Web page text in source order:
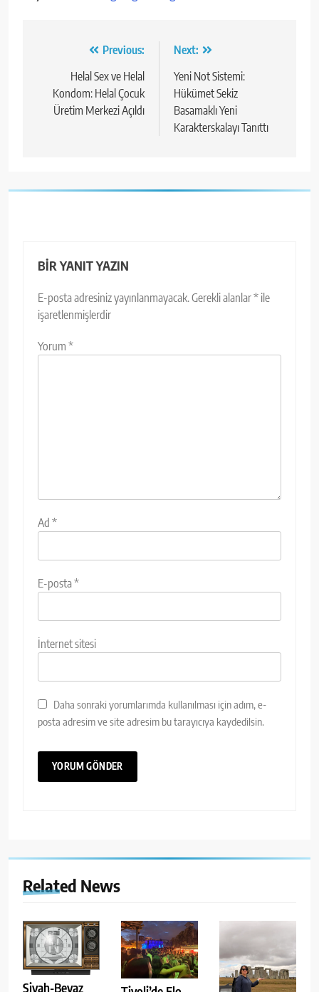
gezinmesi
Previous:
Helal Sex ve Helal
Kondom: Helal Çocuk
Üretim Merkezi Açıldı
Next:
Yeni Not Sistemi:
Hükümet Sekiz
Basamaklı Yeni
Karakterskalayı Tanıttı
BIR YANIT YAZIN
E-posta adresiniz yayınlanmayacak.Gerekli alanlar* ile
işaretlenmişlerdir
Yorum *
Ad *
E-posta*
İnternet sitesi
Daha sonraki yorumlarımda kullanılması için adım, e-
posta adresim ve site adresim bu tarayıcıya kaydedilsin.
Related News
Siyah-Beyaz